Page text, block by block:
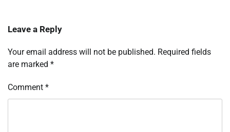
Leave a Reply
Your email address will not be published. Required fields
are marked *
Comment *